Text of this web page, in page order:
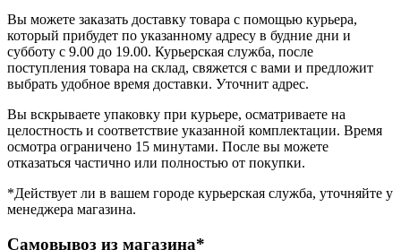
Вы можете заказать доставку товара с помощью курьера,
который прибудет по указанному адресу в будние дни и
субботу с 9.00 до 19.00. Курьерская служба, после
поступления товара на склад, свяжется с вами и предложит
выбрать удобное время доставки. Уточнит адрес.
Вы вскрываете упаковку при курьере, осматриваете на
целостность и соответствие указанной комплектации. Время
осмотра ограничено 15 минутами. После вы можете
отказаться частично или полностью от покупки.
*Действует ли в вашем городе курьерская служба, уточняйте у
менеджера магазина.
Самовывоз из магазина*